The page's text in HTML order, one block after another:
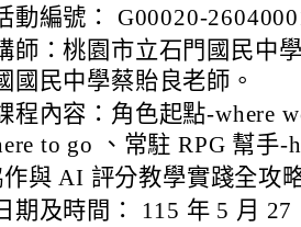
動編號： G00020-
師：桃園市立石門國民中
國民中學蔡貽良老師。
程內容：角色起點-where
to go 、常駐 RPG 幫手-
與 AI 評分教學實踐全攻
期及時間： 115 年 5 月